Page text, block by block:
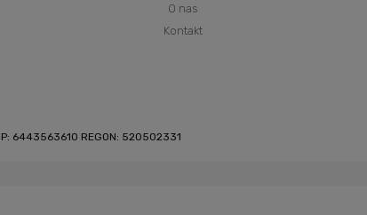
O nas
Kontakt
6443563610 REGON: 520502331